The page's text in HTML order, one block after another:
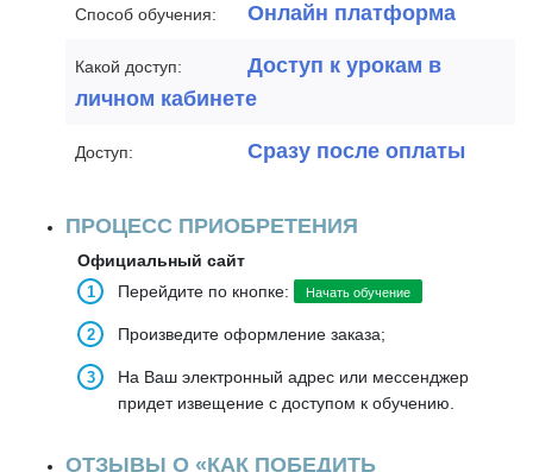
Способ обучения: Онлайн платформа
Какой доступ:
Доступ к урокам в
личном кабинете
Доступ: Сразу после оплаты
ПРОЦЕСС ПРИОБРЕТЕНИЯ
Официальный сайт
Перейдите по кнопке:
Начать обучение
Произведите оформление заказа;
На Ваш электронный адрес или мессенджер
придет извещение с доступом к обучению.
ОТЗЫВЫ О «КАК ПОБЕДИТЬ